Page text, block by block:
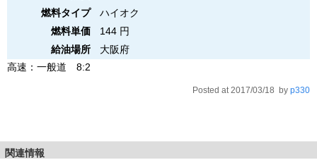
燃料タイプ
ハイオク
燃料単価
144 円
給油場所
大阪府
高速：一般道 8:2
Posted at 2017/03/18 by p330
関連情報